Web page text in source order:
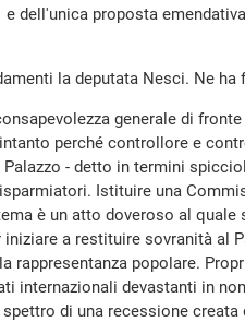
dell'unica proposta
la deputata Nesci. Ne ha
generale di
perché controllore e
- detto in termini
Istituire una
è un atto doveroso al quale
a restituire sovranità al
rappresentanza popolare.
internazionali devastanti in
di una recessione creata